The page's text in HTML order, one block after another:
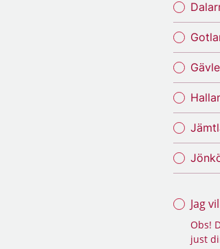
Jag
Obs!
just